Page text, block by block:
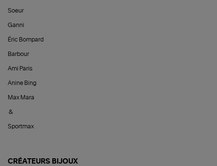
Soeur
Ganni
Éric Bompard
Barbour
Ami Paris
Anine Bing
Max Mara
&
Sportmax
CRÉATEURS BIJOUX